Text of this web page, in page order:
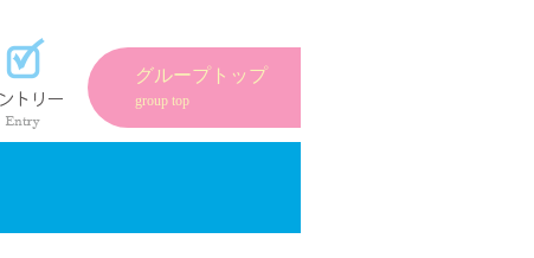
グループトップ
group top
介 エントリーフォーム